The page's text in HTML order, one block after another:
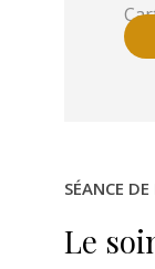
SÉANCE
Le